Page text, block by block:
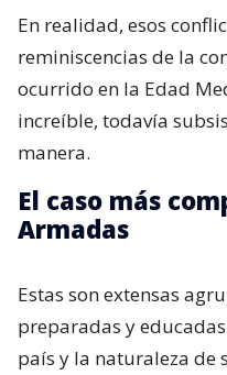
En realidad, esos
reminiscencias de la
ocurrido en la Edad
increíble, todavía
manera.
El caso más
Armadas
Estas son extensas
preparadas y
país y la naturaleza de